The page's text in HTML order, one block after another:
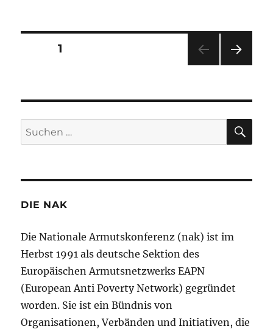
Seitennummerierung
Beiträge
SEITE1
E
Suchen
nach:
DIE NAK
Die Nationale Armutskonferenz (nak) ist im
Herbst 1991 als deutsche Sektion des
Europäischen Armutsnetzwerks EAPN
(European Anti Poverty Network) gegründet
worden. Sie ist ein Bündnis von
Organisationen, Verbänden und Initiativen, die